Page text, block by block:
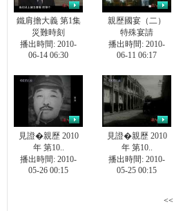
鐵肩擔大義 第1集
災難時刻
播出時間: 2010-
06-14 06:30
親歷國宴（二）
特殊宴請
播出時間: 2010-
06-11 06:17
見證�親歷 2010
年 第10..
播出時間: 2010-
05-26 00:15
見證�親歷 2010
年 第10..
播出時間: 2010-
05-25 00:15
<<